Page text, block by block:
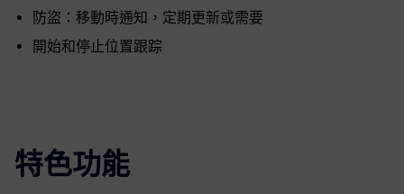
防盜：移動時通知，定期更新或需要
開始和停止位置跟踪
特色功能